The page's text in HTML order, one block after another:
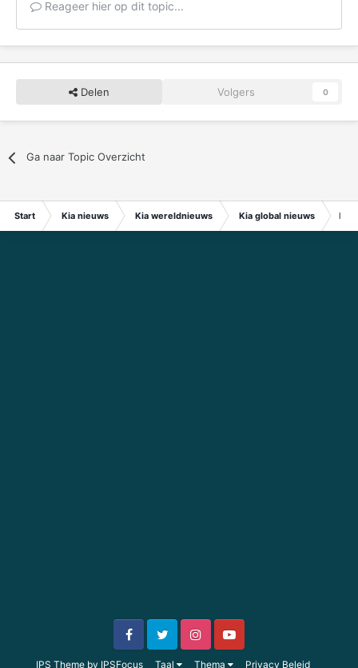
Reageer hier op dit topic...
Delen Volgers 0
Ga naar Topic Overzicht
Start Kia nieuws Kia wereldnieuws Kia global nieuws
IPS Theme by IPSFocus Taal Thema Privacy Beleid